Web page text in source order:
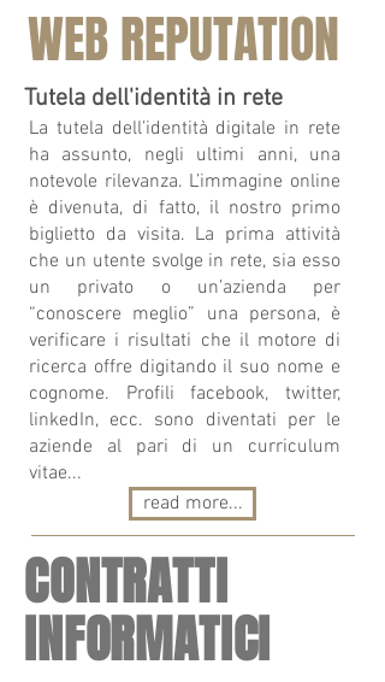
WEB REPUTATION
La tutela dell’identità digitale in rete
ha assunto, negli ultimi anni, una
notevole rilevanza. L’immagine online
è divenuta, di fatto, il nostro primo
biglietto da visita. La prima attività
che un utente svolge in rete, sia esso
un privato o un’azienda per
“conoscere meglio” una persona, è
verificare i risultati che il motore di
ricerca offre digitando il suo nome e
cognome. Profili facebook, twitter,
linkedIn, ecc. sono diventati per le
aziende al pari di un curriculum
vitae...
Tutela dell'identità in rete
read more...
CONTRATTI
INFORMATICI